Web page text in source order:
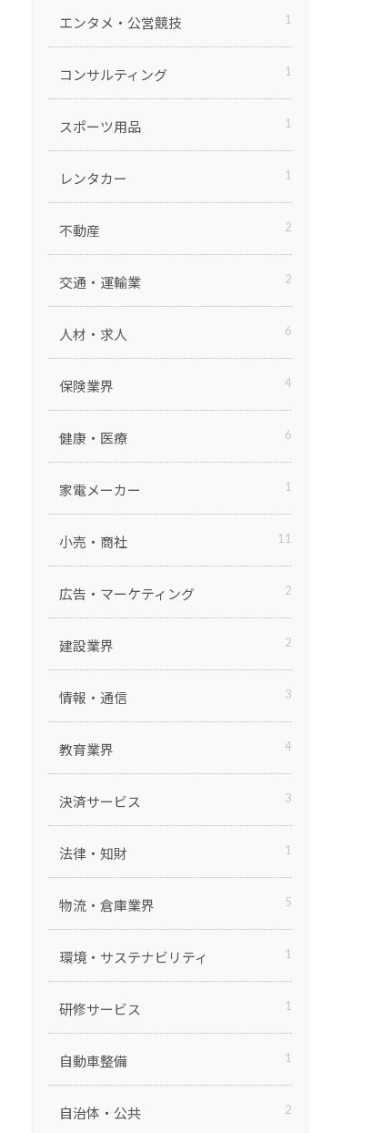
エンタメ・公営競技 1
コンサルティング 1
スポーツ用品 1
レンタカー 1
不動産 2
交通・運輸業 2
人材・求人 6
保険業界 4
健康・医療 6
家電メーカー 1
小売・商社 11
広告・マーケティング 2
建設業界 2
情報・通信 3
教育業界 4
決済サービス 3
法律・知財 1
物流・倉庫業界 5
環境・サステナビリティ 1
研修サービス 1
自動車整備 1
自治体・公共 2